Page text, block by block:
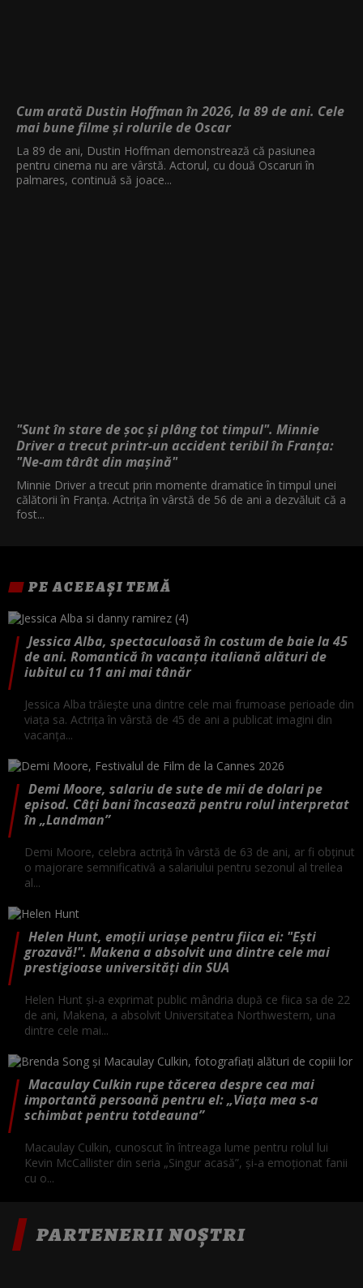
Cum arată Dustin Hoffman în 2026, la 89 de ani. Cele
mai bune filme și rolurile de Oscar
La 89 de ani, Dustin Hoffman demonstrează că pasiunea
pentru cinema nu are vârstă. Actorul, cu două Oscaruri în
palmares, continuă să joace...
"Sunt în stare de șoc și plâng tot timpul". Minnie
Driver a trecut printr-un accident teribil în Franța:
"Ne-am târât din mașină"
Minnie Driver a trecut prin momente dramatice în timpul unei
călătorii în Franța. Actrița în vârstă de 56 de ani a dezvăluit că a
fost...
PE ACEEAȘI TEMĂ
Jessica Alba, spectaculoasă în costum de baie la 45
de ani. Romantică în vacanța italiană alături de
iubitul cu 11 ani mai tânăr
Jessica Alba trăiește una dintre cele mai frumoase perioade din
viața sa. Actrița în vârstă de 45 de ani a publicat imagini din
vacanța...
Demi Moore, salariu de sute de mii de dolari pe
episod. Câți bani încasează pentru rolul interpretat
în „Landman”
Demi Moore, celebra actriță în vârstă de 63 de ani, ar fi obținut
o majorare semnificativă a salariului pentru sezonul al treilea
al...
Helen Hunt, emoții uriașe pentru fiica ei: "Ești
grozavă!". Makena a absolvit una dintre cele mai
prestigioase universități din SUA
Helen Hunt și-a exprimat public mândria după ce fiica sa de 22
de ani, Makena, a absolvit Universitatea Northwestern, una
dintre cele mai...
Macaulay Culkin rupe tăcerea despre cea mai
importantă persoană pentru el: „Viața mea s-a
schimbat pentru totdeauna”
Macaulay Culkin, cunoscut în întreaga lume pentru rolul lui
Kevin McCallister din seria „Singur acasă”, și-a emoționat fanii
cu o...
PARTENERII NOȘTRI